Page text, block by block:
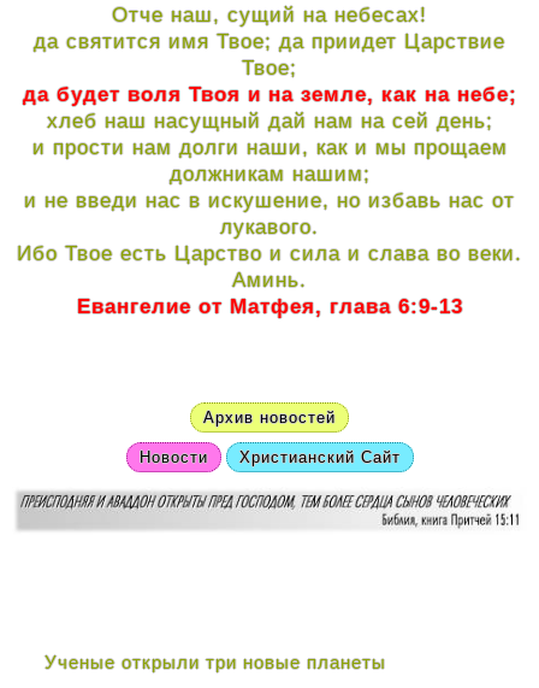
Отче наш, сущий на небесах!
да святится имя Твое; да приидет Царствие
Твое;
да будет воля Твоя и на земле, как на небе;
хлеб наш насущный дай нам на сей день;
и прости нам долги наши, как и мы прощаем
должникам нашим;
и не введи нас в искушение, но избавь нас от
лукавого.
Ибо Твое есть Царство и сила и слава во веки.
Аминь.
Евангелие от Матфея, глава 6:9-13
Архив новостей
Новости Христианский Сайт
Ученые открыли три новые планеты